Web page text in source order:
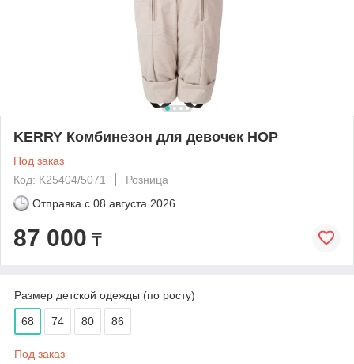
KERRY Комбинезон для девочек HOP
Под заказ
Код: K25404/5071
Розница
Отправка с 08 августа 2026
87 000 ₸
Размер детской одежды (по росту)
68 74 80 86
Под заказ